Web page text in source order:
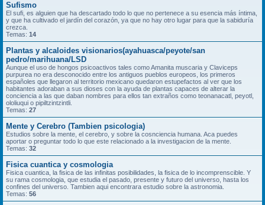
Sufismo
El sufi, es alguien que ha descartado todo lo que no pertenece a su esencia más íntima,
y que ha cultivado el jardín del corazón, ya que no hay otro lugar para que la sabiduría
crezca.
Temas: 14
Plantas y alcaloides visionarios(ayahuasca/peyote/san
pedro/marihuana/LSD
Aunque el uso de hongos psicoactivos tales como Amanita muscaria y Claviceps
purpurea no era desconocido entre los antiguos pueblos europeos, los primeros
españoles que llegaron al territorio mexicano quedaron estupefactos al ver que los
habitantes adoraban a sus dioses con la ayuda de plantas capaces de alterar la
conciencia a las que daban nombres para ellos tan extraños como teonanacatl, peyotl,
ololiuqui o pipiltzintzintli.
Temas: 27
Mente y Cerebro (Tambien psicologia)
Estudios sobre la mente, el cerebro, y sobre la cosnciencia humana. Aca puedes
aportar o preguntar todo lo que este relacionado a la investigacion de la mente.
Temas: 32
Fisica cuantica y cosmologia
Fisica cuantica, la fisica de las infinitas posibilidades, la fisica de lo incomprenscible. Y
su rama cosmologia, que estudia el pasado, presente y futuro del universo, hasta los
confines del universo. Tambien aqui encontrara estudio sobre la astronomia.
Temas: 56